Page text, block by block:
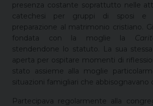
presenza costante soprattutto nelle
catechesi per gruppi di sposi e
preparazione al matrimonio cristiano.
fondata con la moglie la
stendendone lo statuto. La sua
aperta per ospitare momenti di
stato assieme alla moglie
situazioni famigliari che abbisognavano
Partecipava regolarmente alla